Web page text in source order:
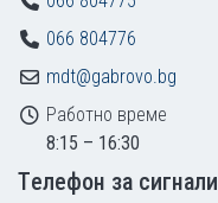
066 804776
mdt@gabrovo.bg
Работно време
8:15 – 16:30
Tелефон за сигнали